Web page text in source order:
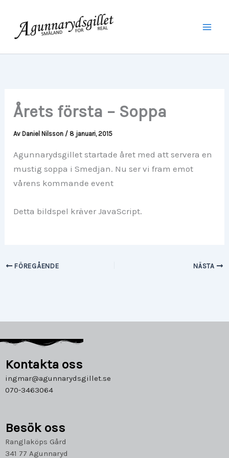
innehåll
Årets första – Soppa
Av Daniel Nilsson / 8 januari, 2015
Agunnarydsgillet startade året med att servera en
mustig soppa i Smedjan. Nu ser vi fram emot
vårens kommande event
Detta bildspel kräver JavaScript.
FÖREGÅENDE NÄSTA
Kontakta oss
ingmar@agunnarydsgillet.se
070-3463064
Besök oss
Ranglaköps Gård
341 77 Agunnaryd